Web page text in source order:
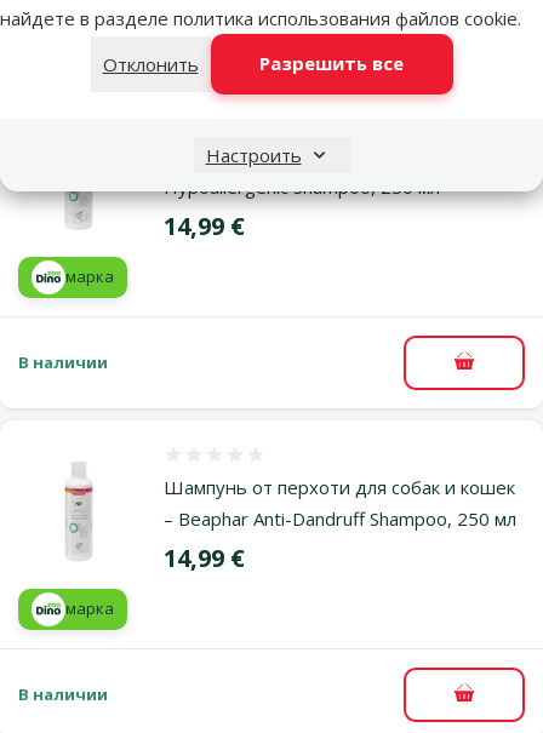
найдете в разделе политика использования файлов cookie.
Отклонить
Разрешить все
Настроить
Предыдущая страница
Следующая страница
Перейти на страницу 1
Похожие продукты
Шампунь для собак и кошек – Beaphar
Hypoallergenic Shampoo, 250 мл
Цена
14,99 €
марка
В наличии В
Шампунь от перхоти для собак и кошек
– Beaphar Anti-Dandruff Shampoo, 250 мл
Цена
14,99 €
марка
В наличии В